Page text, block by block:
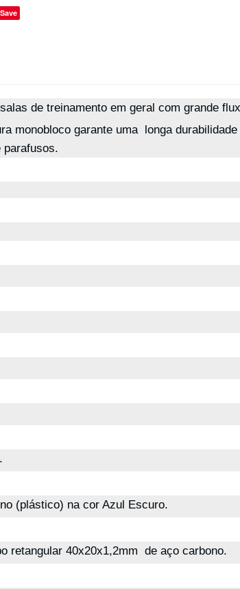
Save
de treinamento em geral com grande
monobloco garante uma longa
parafusos.
(plástico) na cor Azul Escuro.
retangular 40x20x1,2mm de aço carbono.